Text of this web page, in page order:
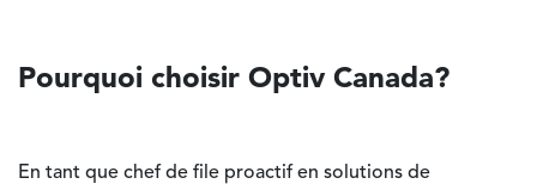
Pourquoi choisir Optiv Canada?
En tant que chef de file proactif en solutions de